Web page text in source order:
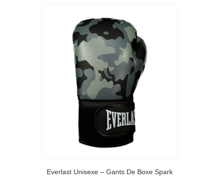
Everlast Unisexe – Gants De Boxe Spark